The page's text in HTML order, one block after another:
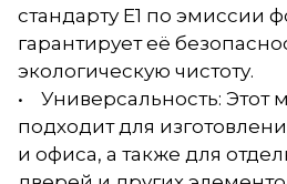
стандарту E1 по эмиссии
гарантирует её
экологическую чистоту.
• Универсальность: Этот
подходит для
и офиса, а также для